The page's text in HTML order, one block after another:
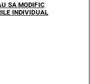
SA MODIFIC
INDIVIDUAL